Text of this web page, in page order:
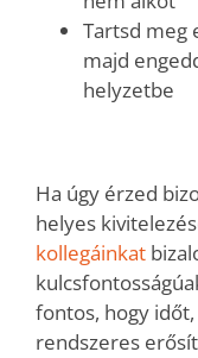
Tartsd meg
majd
helyzetbe
Ha úgy érzed
helyes
kollegáinkat
fontos, hogy
rendszeres